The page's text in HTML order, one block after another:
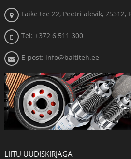
Läike tee 22, Peetri alevik, 75312,
Tel: +372 6 511 300
E-post: info@baltiteh.ee
LIITU UUDISKIRJAGA